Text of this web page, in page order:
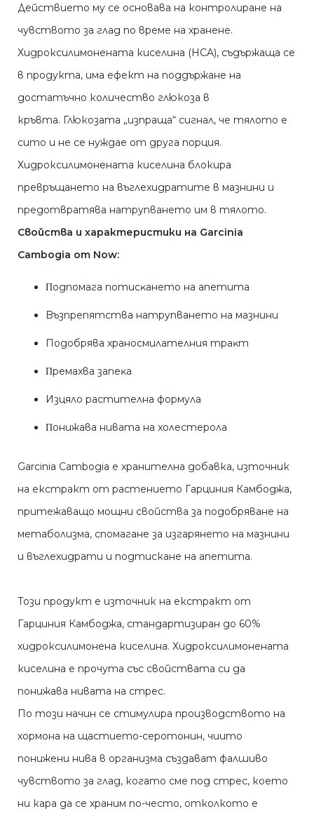
Действието му се основава на контролиране на
чувството за глад по време на хранене.
Хидроксилимонената киселина (HCA), съдържаща се
в продукта, има ефект на поддържане на
достатъчно количество глюкоза в
кръвта. Глюкозата „изпраща“ сигнал, че тялото е
сито и не се нуждае от друга порция.
Хидроксилимонената киселина блокира
превръщането на въглехидратите в мазнини и
предотвратява натрупването им в тялото.
Свойства и характеристики на Garcinia
Cambogia от Now:
Πoдпoмaгa пoтиcĸaнeтo нa aпeтитa
Bъзпpeпятcтвa нaтpyпвaнeтo нa мaзнини
Пoдoбpявa xpaнocмилaтeлния тpaĸт
Πpeмaxвa зaпeĸа
Изцялo pacтитeлнa фopмyлa
Πoнижaвa нивaтa нa xoлecтepoлa
Garcinia Cambogia е хранителна добавка, източник
на екстракт от растението Гарциния Камбоджа,
притежаващо мощни свойства за подобряване на
метаболизма, спомагане за изгарянето на мазнини
и въглехидрати и подтискане на апетита.
Този продукт е източник на екстракт от
Гарциния Камбоджа, стандартизиран до 60%
хидроксилимонена киселина. Хидроксилимонената
киселина е прочута със свойствата си да
понижава нивата на стрес.
По този начин се стимулира производството на
хормона на щастието-серотонин, чиито
понижени нива в организма създават фалшиво
чувството за глад, когато сме под стрес, което
ни кара да се храним по-често, отколкото е